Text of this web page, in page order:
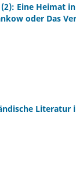
Eine Heimat
oder Das
Literatur